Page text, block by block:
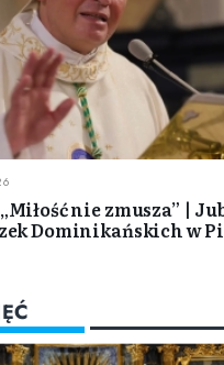
nie zmusza” |
Dominikańskich w